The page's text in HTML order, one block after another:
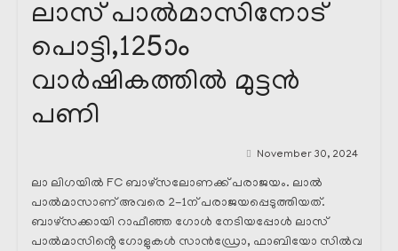
ലാസ് പാൽമാസിനോട്
പൊട്ടി,125ാം
വാർഷികത്തിൽ മുട്ടൻ
പണി
November 30, 2024
ലാ ലിഗയിൽ FC ബാഴ്സലോണക്ക് പരാജയം. ലാൽ
പാൽമാസാണ് അവരെ 2-1ന് പരാജയപ്പെടുത്തിയത്.
ബാഴ്സക്കായി റാഫീഞ്ഞ ഗോൾ നേടിയപ്പോൾ ലാസ്
പാൽമാസിൻ്റെ ഗോളുകൾ സാൻഡ്രോ, ഫാബിയോ സിൽവ